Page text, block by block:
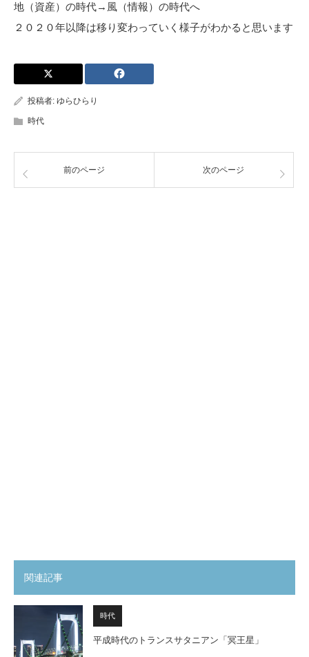
地（資産）の時代→風（情報）の時代へ
２０２０年以降は移り変わっていく様子がわかると思います
投稿者: ゆらひらり
時代
前のページ 次のページ
関連記事
時代
平成時代のトランスサタニアン「冥王星」